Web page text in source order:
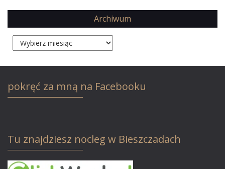
Archiwum
Archiwum
pokręć za mną na Facebooku
Tu znajdziesz nocleg w Bieszczadach